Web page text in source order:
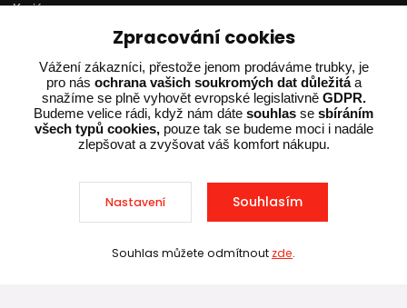
Sleva při nákupu nad 10 000 Kč
Kariéra
Kde nás najdete
Vysokomýtská 718
Holice, 534 01
Zpracování cookies
Vážení zákazníci, přestože jenom prodáváme trubky, je
pro nás ochrana vašich soukromých dat důležitáa
snažíme se plně vyhovět evropské legislativně GDPR.
Budeme velice rádi, když nám dáte souhlas se sbíráním
všech typů cookies,pouze tak se budeme moci i nadále
zlepšovat a zvyšovat váš komfort nákupu.
Nastavení Souhlasím
Souhlas můžete odmítnout zde.